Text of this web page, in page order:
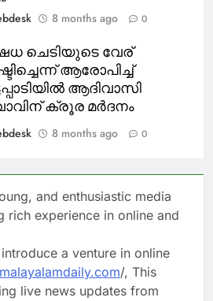
8 months ago 0
ചെടിയുടെ വേര്
ആരോപിച്ച്
ആദിവാസി
ക്രൂര മർദനം
8 months ago 0
and enthusiastic media
rich experience in online and
a venture in online
/, This
live news updates from